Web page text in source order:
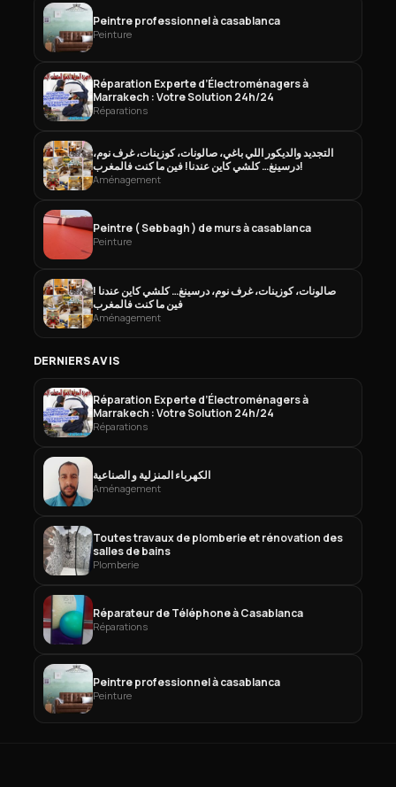
Peintre professionnel à casablanca
Peinture
Réparation Experte d’Électroménagers à
Marrakech : Votre Solution 24h/24
Réparations
التجديد والديكور اللي باغي، صالونات، كوزينات، غرف نوم،
درسينغ… كلشي كاين عندنا! فين ما كنت فالمغرب!
Aménagement
Peintre ( Sebbagh ) de murs à casablanca
Peinture
صالونات، كوزينات، غرف نوم، درسينغ… كلشي كاين عندنا !
فين ما كنت فالمغرب
Aménagement
DERNIERS AVIS
Réparation Experte d’Électroménagers à
Marrakech : Votre Solution 24h/24
Réparations
الكهرباء المنزلية و الصناعية
Aménagement
Toutes travaux de plomberie et rénovation des
salles de bains
Plomberie
Réparateur de Téléphone à Casablanca
Réparations
Peintre professionnel à casablanca
Peinture